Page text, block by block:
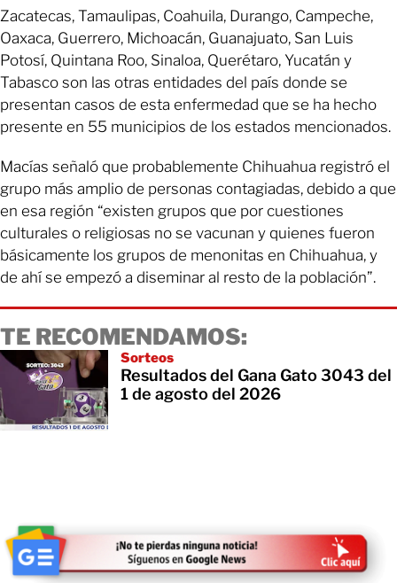
Zacatecas, Tamaulipas, Coahuila, Durango, Campeche,
Oaxaca, Guerrero, Michoacán, Guanajuato, San Luis
Potosí, Quintana Roo, Sinaloa, Querétaro, Yucatán y
Tabasco son las otras entidades del país donde se
presentan casos de esta enfermedad que se ha hecho
presente en 55 municipios de los estados mencionados.
Macías señaló que probablemente Chihuahua registró el
grupo más amplio de personas contagiadas, debido a que
en esa región “existen grupos que por cuestiones
culturales o religiosas no se vacunan y quienes fueron
básicamente los grupos de menonitas en Chihuahua, y
de ahí se empezó a diseminar al resto de la población”.
TE RECOMENDAMOS:
Sorteos
Resultados del Gana Gato 3043 del
1 de agosto del 2026